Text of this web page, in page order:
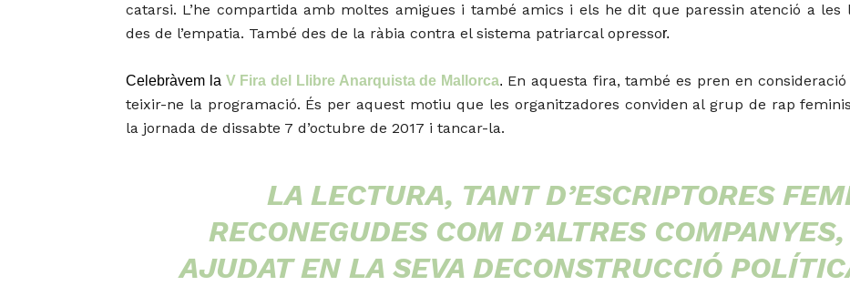
catarsi. L’he compartida amb moltes amigues i també amics i els he dit que paressin atenció a
des de l’empatia. També des de la ràbia contra el sistema patriarcal opressor.
Celebràvem la V Fira del Llibre Anarquista de Mallorca. En aquesta fira, també es pren en
teixir-ne la programació. És per aquest motiu que les organitzadores conviden al grup de rap
la jornada de dissabte 7 d’octubre de 2017 i tancar-la.
LA LECTURA, TANT D’ESCRIPTORES
RECONEGUDES COM D’ALTRES
AJUDAT EN LA SEVA DECONSTRUCCIÓ